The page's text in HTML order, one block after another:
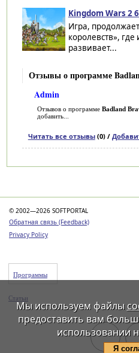
Kingdom Wars 2
Игра,
королевств»,
развивает...
Отзывы о программе
Admin
Отзывов о программе Badland
добавить...
Читать все отзывы(0) /
© 2002—2026 SOFTPORTAL
Обратная связь (Feedback)
Privacy Policy
Программы
Статьи
Мы используем файлы
предоставить вам
использовании